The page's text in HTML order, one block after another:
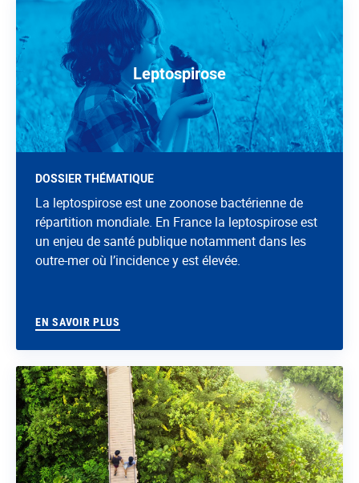
Leptospirose
DOSSIER THÉMATIQUE
La leptospirose est une zoonose bactérienne de
répartition mondiale. En France la leptospirose est
un enjeu de santé publique notamment dans les
outre-mer où l’incidence y est élevée.
EN SAVOIR PLUS